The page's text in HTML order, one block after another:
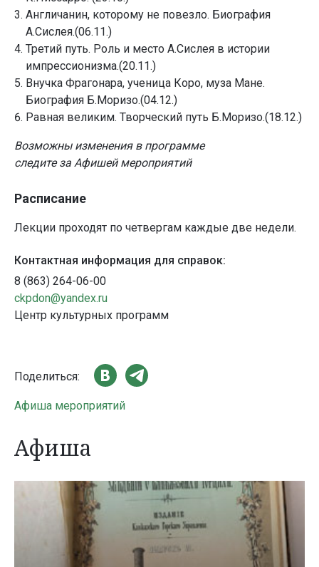
Англичанин, которому не повезло. Биография
А.Сислея.(06.11.)
Третий путь. Роль и место А.Сислея в истории
импрессионизма.(20.11.)
Внучка Фрагонара, ученица Коро, муза Мане.
Биография Б.Моризо.(04.12.)
Равная великим. Творческий путь Б.Моризо.(18.12.)
Возможны изменения в программе
следите за Афишей мероприятий
Расписание
Лекции проходят по четвергам каждые две недели.
Контактная информация для справок:
8 (863) 264-06-00
ckpdon@yandex.ru
Центр культурных программ
Поделиться:
Афиша мероприятий
Афиша